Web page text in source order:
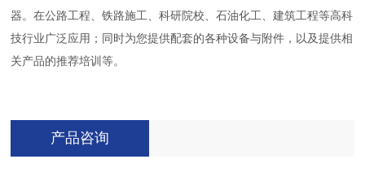
器。在公路工程、铁路施工、科研院校、石油化工、建筑工程等高科
技行业广泛应用；同时为您提供配套的各种设备与附件，以及提供相
关产品的推荐培训等。
产品咨询